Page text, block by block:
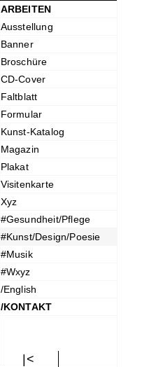
ARBEITEN
Ausstellung
Banner
Broschüre
CD-Cover
Faltblatt
Formular
Kunst-Katalog
Magazin
Plakat
Visitenkarte
Xyz
#Gesundheit/Pflege
#Kunst/Design/Poesie
#Musik
#Wxyz
/English
/KONTAKT
|<